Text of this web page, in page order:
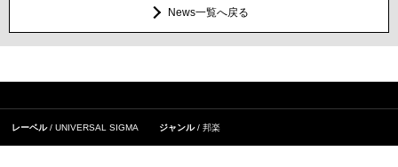
News一覧へ戻る
レーベル UNIVERSAL SIGMA ジャンル 邦楽